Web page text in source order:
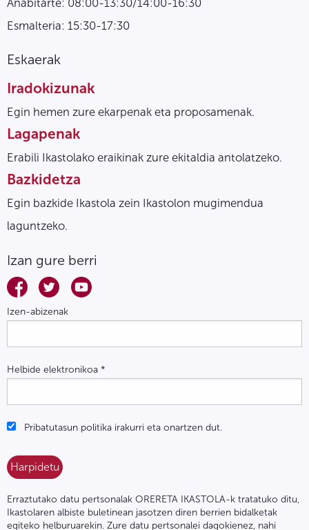
Esmalteria: 15:30-17:30
Eskaerak
Iradokizunak
Egin hemen zure ekarpenak eta proposamenak.
Lagapenak
Erabili Ikastolako eraikinak zure ekitaldia antolatzeko.
Bazkidetza
Egin bazkide Ikastola zein Ikastolon mugimendua
laguntzeko.
Izan gure berri
Izen-abizenak
Helbide elektronikoa *
Pribatutasun politika irakurri eta onartzen dut.
Erraztutako datu pertsonalak ORERETA IKASTOLA-k tratatuko ditu,
Ikastolaren albiste buletinean jasotzen diren berrien bidalketak
egiteko helburuarekin. Zure datu pertsonalei dagokienez, nahi